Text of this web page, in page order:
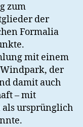
zum
der
Formalia
mit einem
der
damit auch
– mit
ursprünglich